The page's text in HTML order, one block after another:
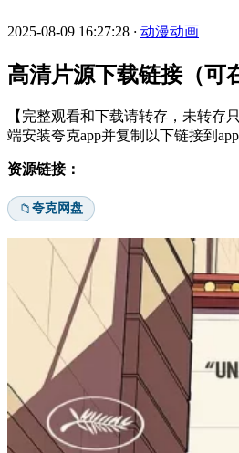
2025-08-09 16:27:28 · 动漫动画
高清片源下载链接（可
【完整观看和下载请转存，未转存
端安装夸克app并复制以下链接到
资源链接：
📁夸克网盘